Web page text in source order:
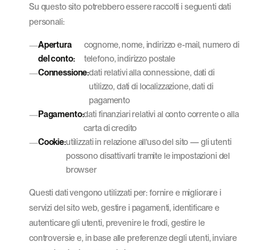
Su questo sito potrebbero essere raccolti i seguenti dati
personali:
Apertura
del conto:
cognome, nome, indirizzo e-mail, numero di
telefono, indirizzo postale
Connessione:dati relativi alla connessione, dati di
utilizzo, dati di localizzazione, dati di
pagamento
Pagamento:dati finanziari relativi al conto corrente o alla
carta di credito
Cookie:utilizzati in relazione all'uso del sito — gli utenti
possono disattivarli tramite le impostazioni del
browser
Questi dati vengono utilizzati per: fornire e migliorare i
servizi del sito web, gestire i pagamenti, identificare e
autenticare gli utenti, prevenire le frodi, gestire le
controversie e, in base alle preferenze degli utenti, inviare